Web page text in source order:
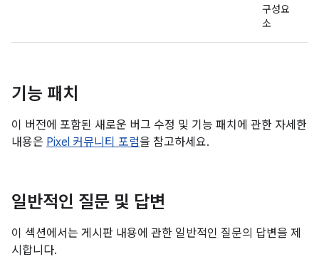
구성요
소
기능 패치
이 버전에 포함된 새로운 버그 수정 및 기능 패치에 관한 자세한
내용은 Pixel 커뮤니티 포럼을 참고하세요.
일반적인 질문 및 답변
이 섹션에서는 게시판 내용에 관한 일반적인 질문의 답변을 제
시합니다.